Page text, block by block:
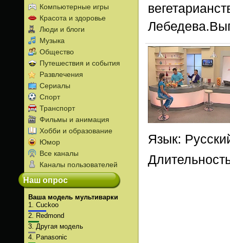
Компьютерные игры
Красота и здоровье
Люди и блоги
Музыка
Общество
Путешествия и события
Развлечения
Сериалы
Спорт
Транспорт
Фильмы и анимация
Хобби и образование
Юмор
Все каналы
Каналы пользователей
Наш опрос
Ваша модель мультиварки
1. Cuckoo
2.
Redmond
3. Другая модель
4.
Panasonic
Язык: